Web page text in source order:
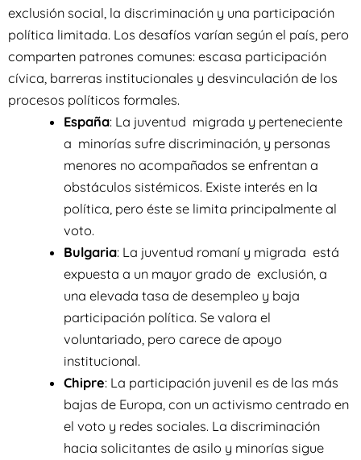
exclusión social, la discriminación y una participación
política limitada. Los desafíos varían según el país, pero
comparten patrones comunes: escasa participación
cívica, barreras institucionales y desvinculación de los
procesos políticos formales.
España: La juventud migrada y perteneciente
a minorías sufre discriminación, y personas
menores no acompañados se enfrentan a
obstáculos sistémicos. Existe interés en la
política, pero éste se limita principalmente al
voto.
Bulgaria: La juventud romaní y migrada está
expuesta a un mayor grado de exclusión, a
una elevada tasa de desempleo y baja
participación política. Se valora el
voluntariado, pero carece de apoyo
institucional.
Chipre: La participación juvenil es de las más
bajas de Europa, con un activismo centrado en
el voto y redes sociales. La discriminación
hacia solicitantes de asilo y minorías sigue